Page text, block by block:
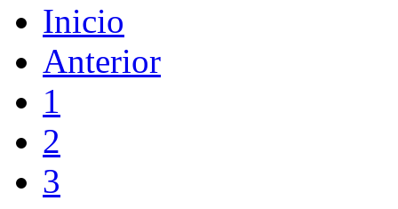
Inicio
Anterior
1
2
3